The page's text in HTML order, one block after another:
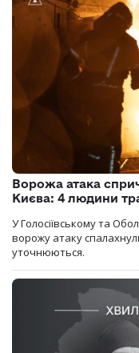
Ворожа атака
Києва: 4 людини
У Голосіївському та
ворожу атаку
уточнюються.